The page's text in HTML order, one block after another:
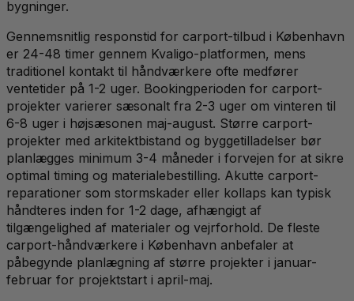
bygninger.
Gennemsnitlig responstid for carport-tilbud i København
er 24-48 timer gennem Kvaligo-platformen, mens
traditionel kontakt til håndværkere ofte medfører
ventetider på 1-2 uger. Bookingperioden for carport-
projekter varierer sæsonalt fra 2-3 uger om vinteren til
6-8 uger i højsæsonen maj-august. Større carport-
projekter med arkitektbistand og byggetilladelser bør
planlægges minimum 3-4 måneder i forvejen for at sikre
optimal timing og materialebestilling. Akutte carport-
reparationer som stormskader eller kollaps kan typisk
håndteres inden for 1-2 dage, afhængigt af
tilgængelighed af materialer og vejrforhold. De fleste
carport-håndværkere i København anbefaler at
påbegynde planlægning af større projekter i januar-
februar for projektstart i april-maj.